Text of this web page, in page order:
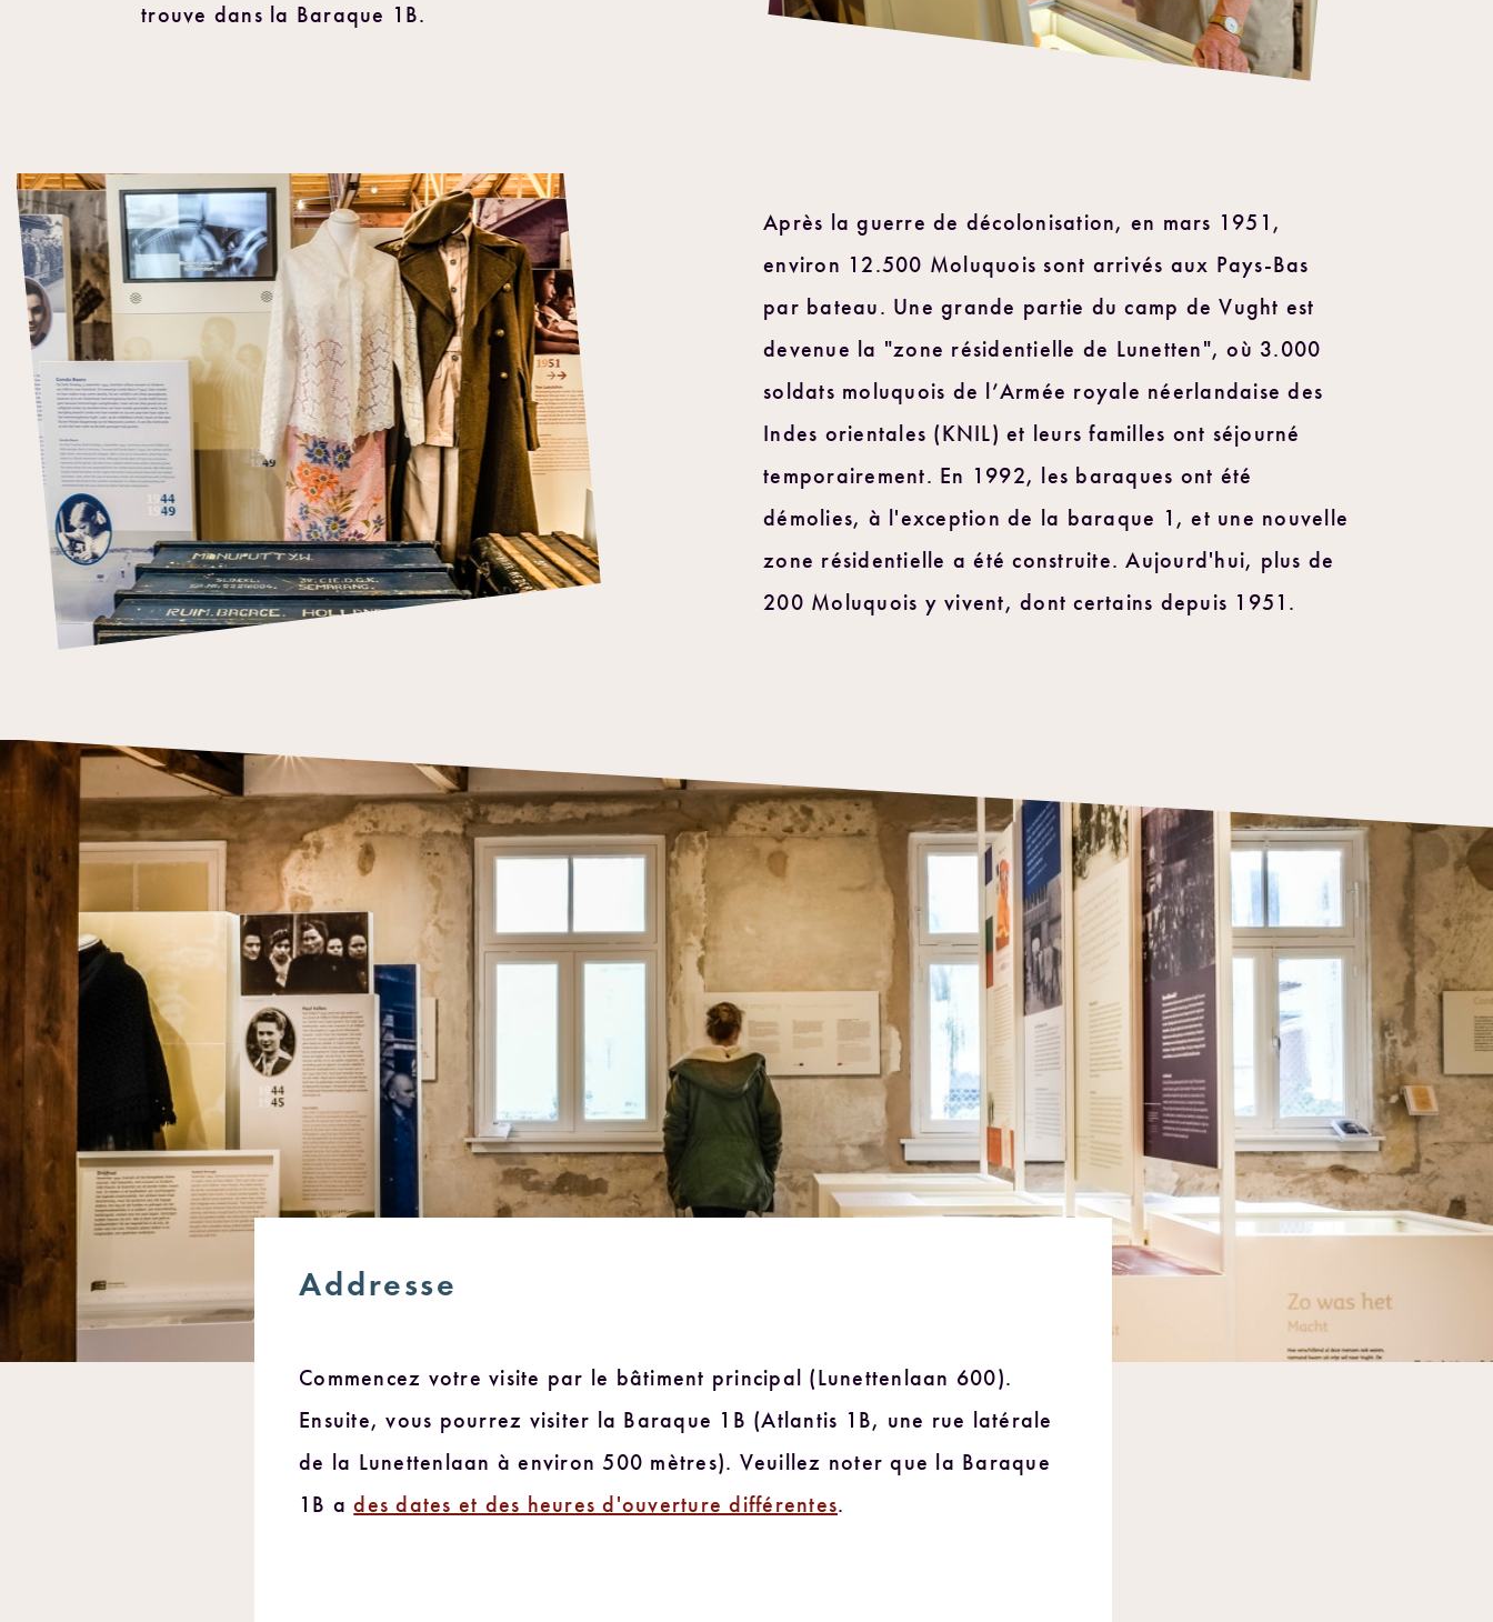
trouve dans la Baraque 1B.
Après la guerre de décolonisation, en mars 1951,
environ 12.500 Moluquois sont arrivés aux Pays-Bas
par bateau. Une grande partie du camp de Vught est
devenue la "zone résidentielle de Lunetten", où 3.000
soldats moluquois de l’Armée royale néerlandaise des
Indes orientales (KNIL) et leurs familles ont séjourné
temporairement. En 1992, les baraques ont été
démolies, à l'exception de la baraque 1, et une nouvelle
zone résidentielle a été construite. Aujourd'hui, plus de
200 Moluquois y vivent, dont certains depuis 1951.
Addresse
Commencez votre visite par le bâtiment principal (Lunettenlaan 600).
Ensuite, vous pourrez visiter la Baraque 1B (Atlantis 1B, une rue latérale
de la Lunettenlaan à environ 500 mètres). Veuillez noter que la Baraque
1B ades dates et des heures d'ouverture différentes.